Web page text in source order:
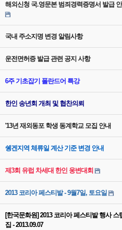
해외신청 국.영문본 범죄경력증명서 발급
국내 주소지명 변경 알림사항
운전면허증 발급 관련 공지 사항
6주 기초잡기 폴란드어 특강
한인 송년회 개최 및 협찬의뢰
'13년 재외동포 학생 동계학교 모집 안내
쉥겐지역 체류일 계산 기준 변경 안내
제3회 유럽 차세대 한인 웅변대회
2013 코리아 페스티발 - 9월7일, 토요일
[한국문화원] 2013 코리아 페스티발 행사 스
집 - 2013.09.07